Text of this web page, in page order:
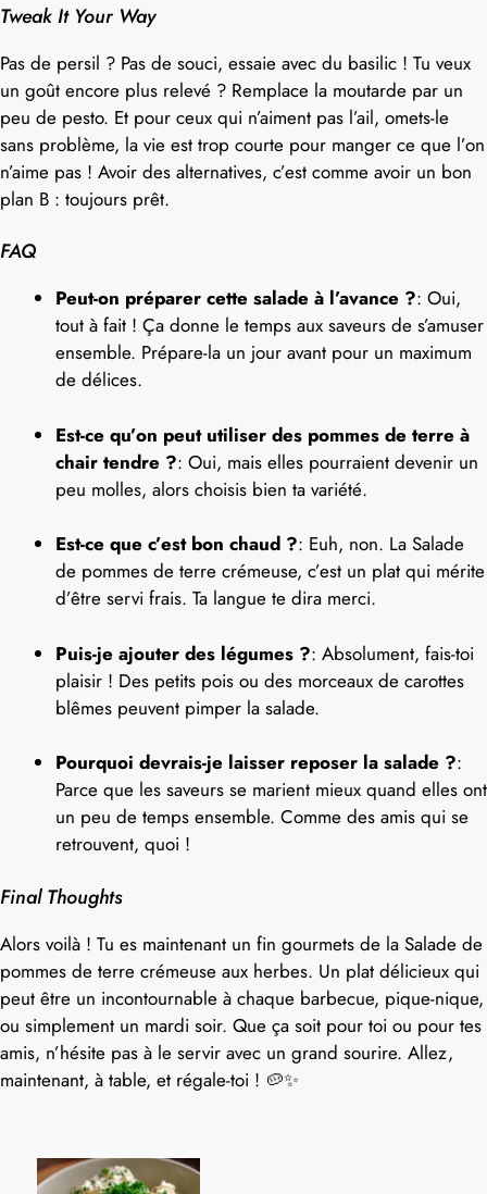
Tweak It Your Way
Pas de persil ? Pas de souci, essaie avec du basilic ! Tu veux
un goût encore plus relevé ? Remplace la moutarde par un
peu de pesto. Et pour ceux qui n’aiment pas l’ail, omets-le
sans problème, la vie est trop courte pour manger ce que l’on
n’aime pas ! Avoir des alternatives, c’est comme avoir un bon
plan B : toujours prêt.
FAQ
Peut-on préparer cette salade à l’avance ?: Oui,
tout à fait ! Ça donne le temps aux saveurs de s’amuser
ensemble. Prépare-la un jour avant pour un maximum
de délices.
Est-ce qu’on peut utiliser des pommes de terre à
chair tendre ?: Oui, mais elles pourraient devenir un
peu molles, alors choisis bien ta variété.
Est-ce que c’est bon chaud ?: Euh, non. La Salade
de pommes de terre crémeuse, c’est un plat qui mérite
d’être servi frais. Ta langue te dira merci.
Puis-je ajouter des légumes ?: Absolument, fais-toi
plaisir ! Des petits pois ou des morceaux de carottes
blêmes peuvent pimper la salade.
Pourquoi devrais-je laisser reposer la salade ?:
Parce que les saveurs se marient mieux quand elles ont
un peu de temps ensemble. Comme des amis qui se
retrouvent, quoi !
Final Thoughts
Alors voilà ! Tu es maintenant un fin gourmets de la Salade de
pommes de terre crémeuse aux herbes. Un plat délicieux qui
peut être un incontournable à chaque barbecue, pique-nique,
ou simplement un mardi soir. Que ça soit pour toi ou pour tes
amis, n’hésite pas à le servir avec un grand sourire. Allez,
maintenant, à table, et régale-toi ! 🥔✨